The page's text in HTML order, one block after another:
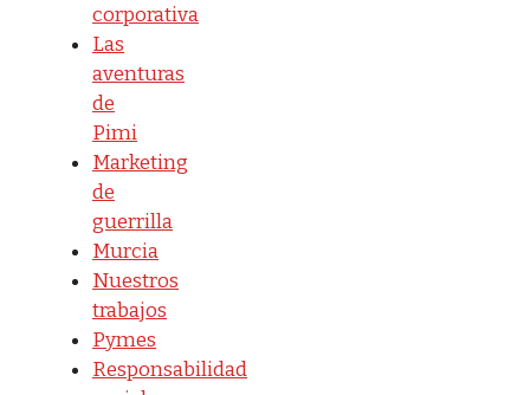
corporativa
Las
aventuras
de
Pimi
Marketing
de
guerrilla
Murcia
Nuestros
trabajos
Pymes
Responsabilidad